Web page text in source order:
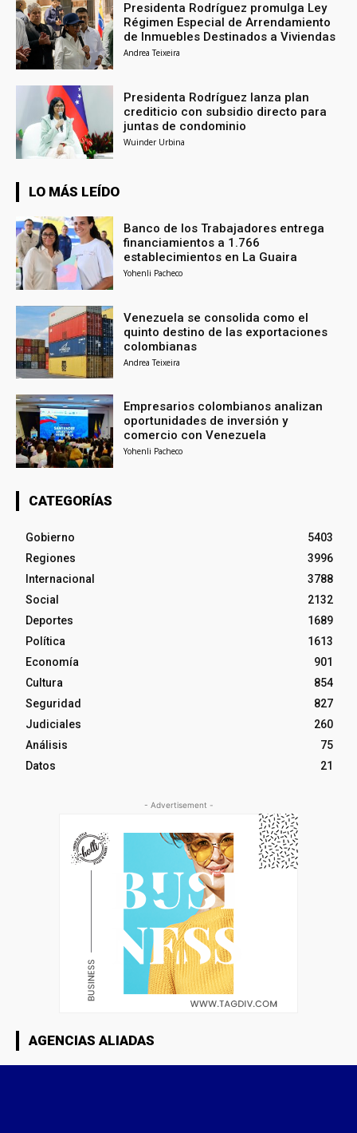
Presidenta Rodríguez promulga Ley
Régimen Especial de Arrendamiento
de Inmuebles Destinados a Viviendas
Andrea Teixeira
Presidenta Rodríguez lanza plan
crediticio con subsidio directo para
juntas de condominio
Wuinder Urbina
LO MÁS LEÍDO
Banco de los Trabajadores entrega
financiamientos a 1.766
establecimientos en La Guaira
Yohenli Pacheco
Venezuela se consolida como el
quinto destino de las exportaciones
colombianas
Andrea Teixeira
Empresarios colombianos analizan
oportunidades de inversión y
comercio con Venezuela
Yohenli Pacheco
CATEGORÍAS
Gobierno
5403
Regiones
3996
Internacional
3788
Social
2132
Deportes
1689
Política
1613
Economía
901
Cultura
854
Seguridad
827
Judiciales
260
Análisis
75
Datos
21
- Advertisement -
AGENCIAS ALIADAS